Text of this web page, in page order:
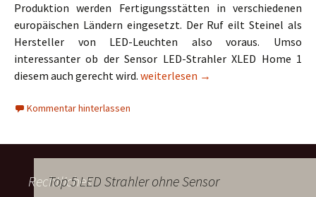
Produktion werden Fertigungsstätten in verschiedenen
europäischen Ländern eingesetzt. Der Ruf eilt Steinel als
Hersteller von LED-Leuchten also voraus. Umso
interessanter ob der Sensor LED-Strahler XLED Home 1
diesem auch gerecht wird. Steinel Sensor LED-Strahler XLED
weiterlesen →
Kommentar hinterlassen
Top 5 LED Strahler ohne Sensor
Rechtliches